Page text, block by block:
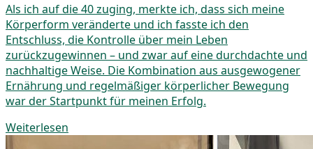
Als ich auf die 40 zuging, merkte ich, dass sich meine
Körperform veränderte und ich fasste ich den
Entschluss, die Kontrolle über mein Leben
zurückzugewinnen – und zwar auf eine durchdachte und
nachhaltige Weise. Die Kombination aus ausgewogener
Ernährung und regelmäßiger körperlicher Bewegung
war der Startpunkt für meinen Erfolg.
Weiterlesen